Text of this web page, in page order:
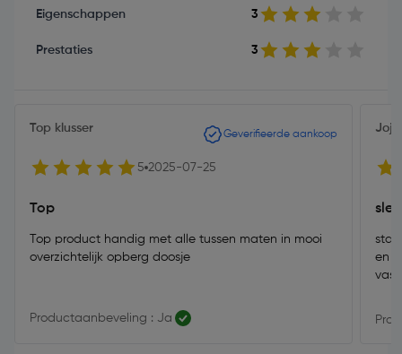
Eigenschappen 3
Prestaties 3
Top klusser Geverifieerde aankoop
5 2025-07-25
Top
Top product handig met alle tussen maten in mooi
overzichtelijk opberg doosje
Productaanbeveling : Ja
en
vast